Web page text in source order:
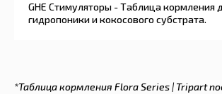
GHE Стимуляторы - Таблица кормления
гидропоники и кокосового субстрата.
*Таблица кормления Flora Series | Tripart